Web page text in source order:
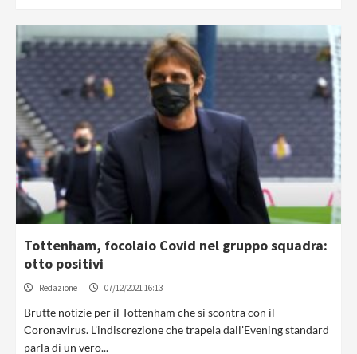
Tottenham, focolaio Covid nel gruppo squadra:
otto positivi
Redazione 07/12/2021 16:13
Brutte notizie per il Tottenham che si scontra con il
Coronavirus. L'indiscrezione che trapela dall'Evening standard
parla di un vero...